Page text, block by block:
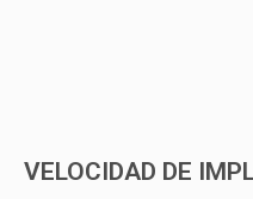
VELOCIDAD DE